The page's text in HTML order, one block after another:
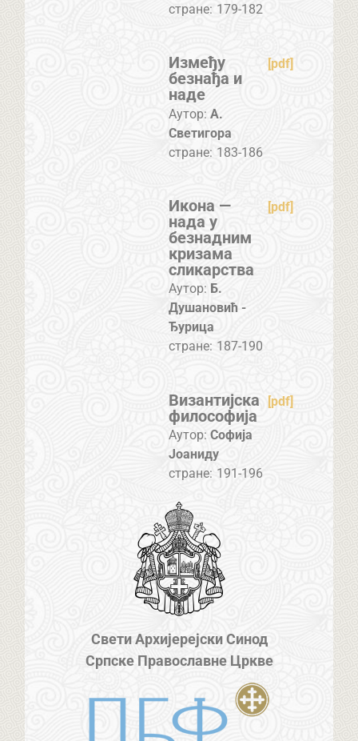
стране: 179-182
Између
безнађа и
наде
[pdf]
Аутор: А.
Светигора
стране: 183-186
Икона —
нада у
безнадним
кризама
сликарства
[pdf]
Аутор: Б.
Душановић -
Ђурица
стране: 187-190
Византијска
философија
[pdf]
Аутор: Софија
Јоаниду
стране: 191-196
Свети Архијерејски Синод
Српске Православне Цркве